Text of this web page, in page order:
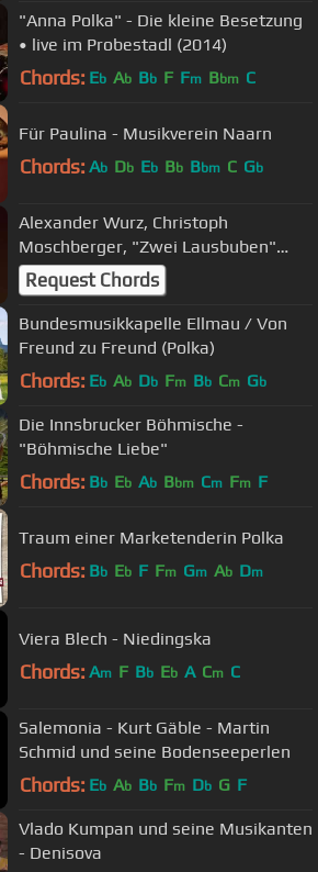
"Anna Polka" - Die kleine Besetzung
• live im Probestadl (2014)
Chords: Eb Ab Bb F Fm Bbm C
Für Paulina - Musikverein Naarn
Chords: Ab Db Eb Bb Bbm C Gb
Alexander Wurz, Christoph
Moschberger, "Zwei Lausbuben"
LIVE
Request Chords
Bundesmusikkapelle Ellmau / Von
Freund zu Freund (Polka)
Chords: Eb Ab Db Fm Bb Cm Gb
Die Innsbrucker Böhmische -
"Böhmische Liebe"
Chords: Bb Eb Ab Bbm Cm Fm F
Traum einer Marketenderin Polka
Chords: Bb Eb F Fm Gm Ab Dm
Viera Blech - Niedingska
Chords: Am F Bb Eb A Cm C
Salemonia - Kurt Gäble - Martin
Schmid und seine Bodenseeperlen
Chords: Eb Ab Bb Fm Db G F
Vlado Kumpan und seine Musikanten
- Denisova